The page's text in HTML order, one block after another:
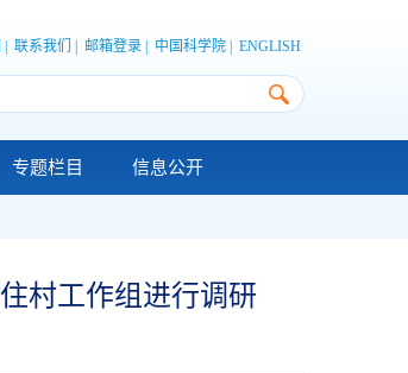
联系我们 邮箱登录 中国科学院 ENGLISH
专题栏目 信息公开
村工作组进行调研